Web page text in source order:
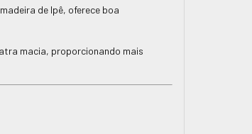
de Ipê, oferece boa
macia, proporcionando mais